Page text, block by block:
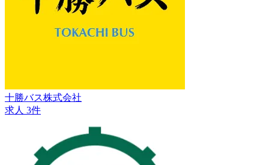
十勝バス株式会社
求人 3件